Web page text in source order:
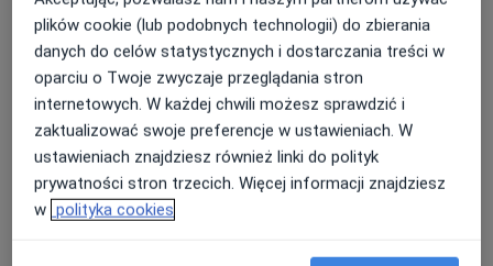
Diagnosta kompetencji – certyfikowany
konsultant Insight Profile
Trener zmiany, coach kariery, moderator Design
Thinking
Mediacje rodzinne i pracownicze
Mindfulness w psychologii i biznesie
Współpraca z ośrodkami terapeutycznymi, uczelniami i
organizacjami, m.in.:
Centrum Pomocy Dzieciom w Olsztynie
Warmińskie Centrum Psychoterapii
Ośrodek Pomocy Psychologicznej i
Psychoedukacji „Empatia”
plików cookie (lub podobnych technologii) do zbierania
danych do celów statystycznych i dostarczania treści w
oparciu o Twoje zwyczaje przeglądania stron
internetowych. W każdej chwili możesz sprawdzić i
zaktualizować swoje preferencje w ustawieniach. W
ustawieniach znajdziesz również linki do polityk
prywatności stron trzecich. Więcej informacji znajdziesz
w polityka cookies